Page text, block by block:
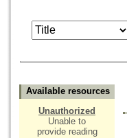
Available resources
Unauthorized
Unable to
provide reading